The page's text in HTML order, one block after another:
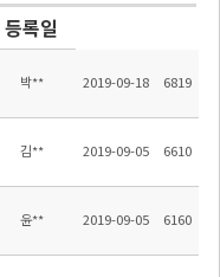
등록일
박** 2019-09-18 6819
김** 2019-09-05 6610
윤** 2019-09-05 6160